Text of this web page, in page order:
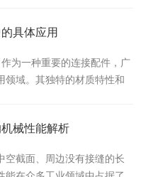
具体应用
为一种重要的连接配件，广
领域。其独特的材质特性和
械性能解析
空截面、周边没有接缝的长